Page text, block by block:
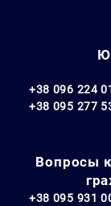
+38 096 224
+38 095 277
Вопросы
+38 095 931